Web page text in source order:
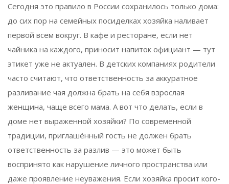
Сегодня это правило в России сохранилось только дома:
до сих пор на семейных посиделках хозяйка наливает
первой всем вокруг. В кафе и ресторане, если нет
чайника на каждого, приносит напиток официант — тут
этикет уже не актуален. В детских компаниях родители
часто считают, что ответственность за аккуратное
разливание чая должна брать на себя взрослая
женщина, чаще всего мама. А вот что делать, если в
доме нет выраженной хозяйки? По современной
традиции, приглашённый гость не должен брать
ответственность за разлив — это может быть
воспринято как нарушение личного пространства или
даже проявление неуважения. Если хозяйка просит кого-